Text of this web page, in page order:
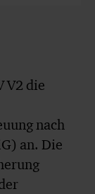
V2 die
nach
an. Die